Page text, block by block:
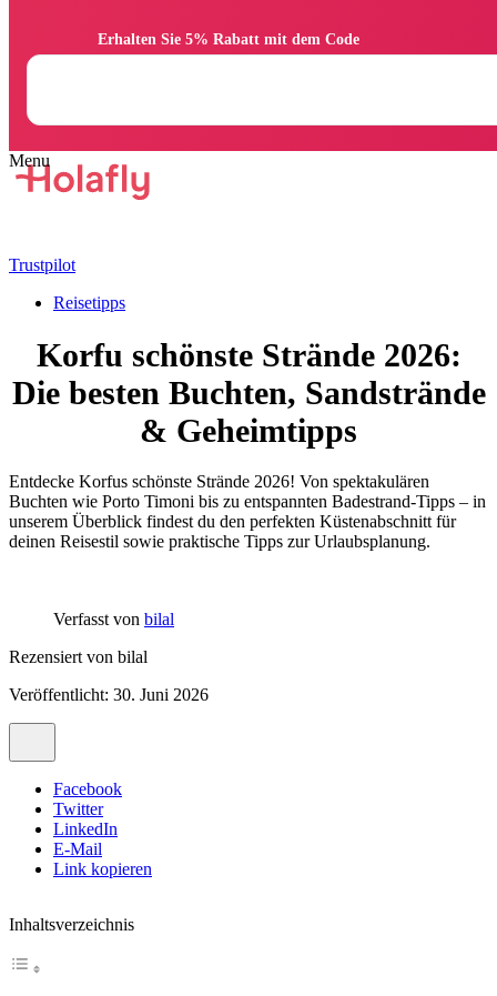
Trustpilot
Reisetipps
Korfu schönste Strände 2026:
Die besten Buchten, Sandstrände
& Geheimtipps
Entdecke Korfus schönste Strände 2026! Von spektakulären
Buchten wie Porto Timoni bis zu entspannten Badestrand-Tipps – in
unserem Überblick findest du den perfekten Küstenabschnitt für
deinen Reisestil sowie praktische Tipps zur Urlaubsplanung.
Verfasst von bilal
Rezensiert von bilal
Veröffentlicht: 30. Juni 2026
Facebook
Twitter
LinkedIn
E-Mail
Link kopieren
Inhaltsverzeichnis